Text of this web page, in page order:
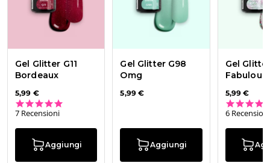
Gel Glitter G11
Bordeaux
5,99 €
7 Recensioni
Aggiungi
Gel Glitter G98
Omg
5,99 €
Aggiungi
Gel
Fabulous
5,99 €
6 Recensioni